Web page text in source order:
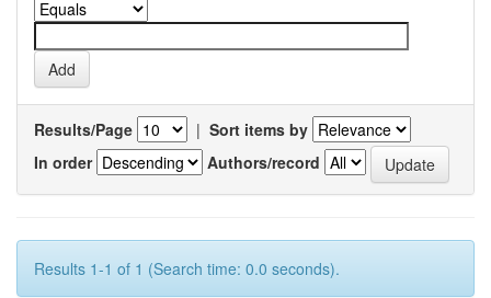
Results/Page | Sort items by
In order
Authors/record
Results 1-1 of 1 (Search time: 0.0 seconds).